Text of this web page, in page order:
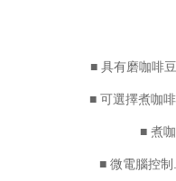
■ 具有磨咖啡
■ 可選擇煮咖
■ 煮
■ 微電腦控